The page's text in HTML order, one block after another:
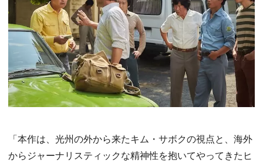
「本作は、光州の外から来たキム・サボクの視点と、海外
からジャーナリスティックな精神性を抱いてやってきたヒ